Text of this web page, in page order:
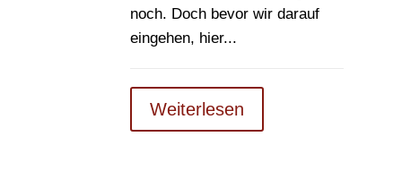
noch. Doch bevor wir darauf
eingehen, hier...
Weiterlesen